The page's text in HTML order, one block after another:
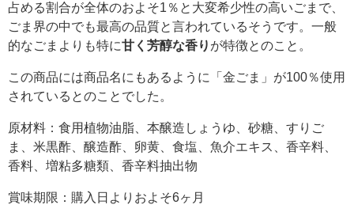
占める割合が全体のおよそ1％と大変希少性の高いごまで、
ごま界の中でも最高の品質と言われているそうです。一般
的なごまよりも特に甘く芳醇な香り が特徴とのこと。
この商品には商品名にもあるように「金ごま」が100％使用
されているとのことでした。
原材料：食用植物油脂、本醸造しょうゆ、砂糖、すりご
ま、米黒酢、醸造酢、卵黄、食塩、魚介エキス、香辛料、
香料、増粘多糖類、香辛料抽出物
賞味期限：購入日よりおよそ6ヶ月